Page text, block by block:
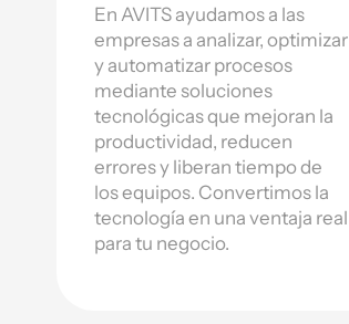
En AVITS ayudamos a las
empresas a analizar, optimizar
y automatizar procesos
mediante soluciones
tecnológicas que mejoran la
productividad, reducen
errores y liberan tiempo de
los equipos. Convertimos la
tecnología en una ventaja real
para tu negocio.